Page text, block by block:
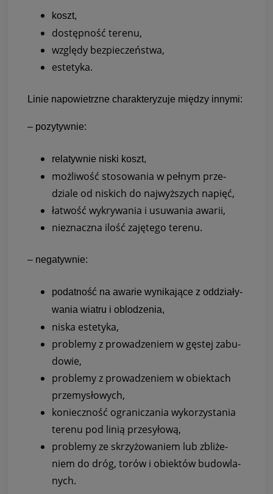
koszt,
dostęp­ność terenu,
względy bez­pie­czeń­stwa,
este­tyka.
Linie napo­wietrzne cha­rak­te­ry­zuje mię­dzy innymi:
– pozy­tyw­nie:
rela­tyw­nie niski koszt,
moż­li­wość sto­so­wa­nia w peł­nym prze­
dziale od niskich do naj­wyż­szych napięć,
łatwość wykry­wa­nia i usu­wa­nia awa­rii,
nie­znaczna ilość zaję­tego terenu.
– nega­tyw­nie:
podat­ność na awa­rie wyni­ka­jące z oddzia­ły­
wa­nia wia­tru i oblo­dze­nia,
niska este­tyka,
pro­blemy z pro­wa­dze­niem w gęstej zabu­
do­wie,
pro­blemy z pro­wa­dze­niem w obiek­tach
prze­my­sło­wych,
koniecz­ność ogra­ni­cza­nia wyko­rzy­sta­nia
terenu pod linią prze­syłową,
pro­blemy ze skrzy­żo­wa­niem lub zbli­że­
niem do dróg, torów i obiek­tów budow­la­
nych.